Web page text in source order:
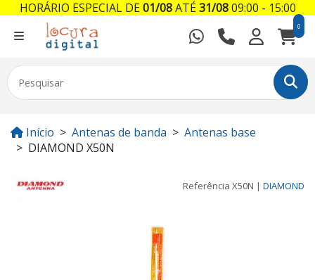
0
Início Antenas de banda
Antenas base
DIAMOND X50N
Referência X50N | DIAMOND
HORÁRIO ESPECIAL DE01/08ATÉ31/0809:00 - 15:00